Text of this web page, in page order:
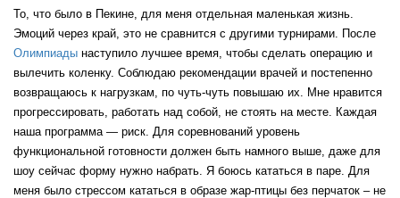
FRA
ROC
То, что было в Пекине, для меня отдельная маленькая жизнь.
Эмоций через край, это не сравнится с другими турнирами. После
Олимпиады наступило лучшее время, чтобы сделать операцию и
вылечить коленку. Соблюдаю рекомендации врачей и постепенно
возвращаюсь к нагрузкам, по чуть-чуть повышаю их. Мне нравится
прогрессировать, работать над собой, не стоять на месте. Каждая
наша программа — риск. Для соревнований уровень
функциональной готовности должен быть намного выше, даже для
шоу сейчас форму нужно набрать. Я боюсь кататься в паре. Для
меня было стрессом кататься в образе жар-птицы без перчаток – не